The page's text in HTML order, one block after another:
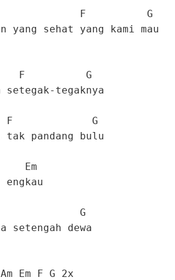
F G
sehat yang kami mau
F G
setegak-tegaknya
F G
pandang bulu
G
setengah dewa
Em F G 2x